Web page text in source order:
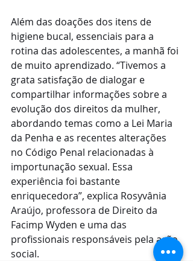
Além das doações dos itens de
higiene bucal, essenciais para a
rotina das adolescentes, a manhã foi
de muito aprendizado. “Tivemos a
grata satisfação de dialogar e
compartilhar informações sobre a
evolução dos direitos da mulher,
abordando temas como a Lei Maria
da Penha e as recentes alterações
no Código Penal relacionadas à
importunação sexual. Essa
experiência foi bastante
enriquecedora”, explica Rosyvânia
Araújo, professora de Direito da
Facimp Wyden e uma das
profissionais responsáveis pela ação
social.